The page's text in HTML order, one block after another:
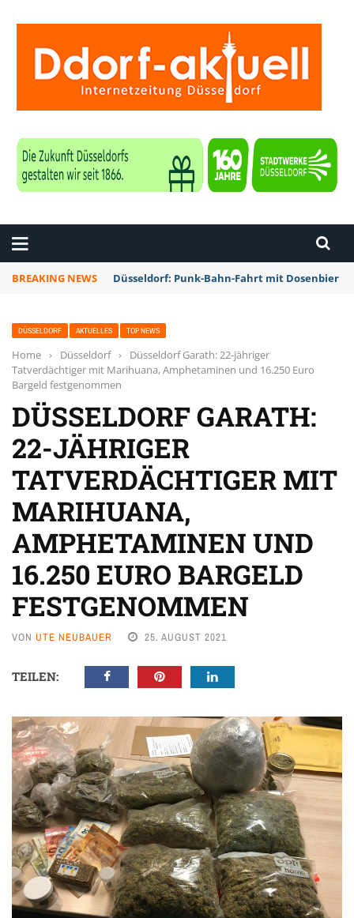
BREAKING NEWS Düsseldorf: Punk-Bahn-Fahrt mit Dosenbier
DÜSSELDORF AKTUELLES TOP NEWS
Home › Düsseldorf ›
Düsseldorf Garath: 22-jähriger
Tatverdächtiger mit Marihuana, Amphetaminen und 16.250 Euro
Bargeld festgenommen
DÜSSELDORF GARATH:
22-JÄHRIGER
TATVERDÄCHTIGER MIT
MARIHUANA,
AMPHETAMINEN UND
16.250 EURO BARGELD
FESTGENOMMEN
VON UTE NEUBAUER 25. AUGUST 2021
TEILEN: